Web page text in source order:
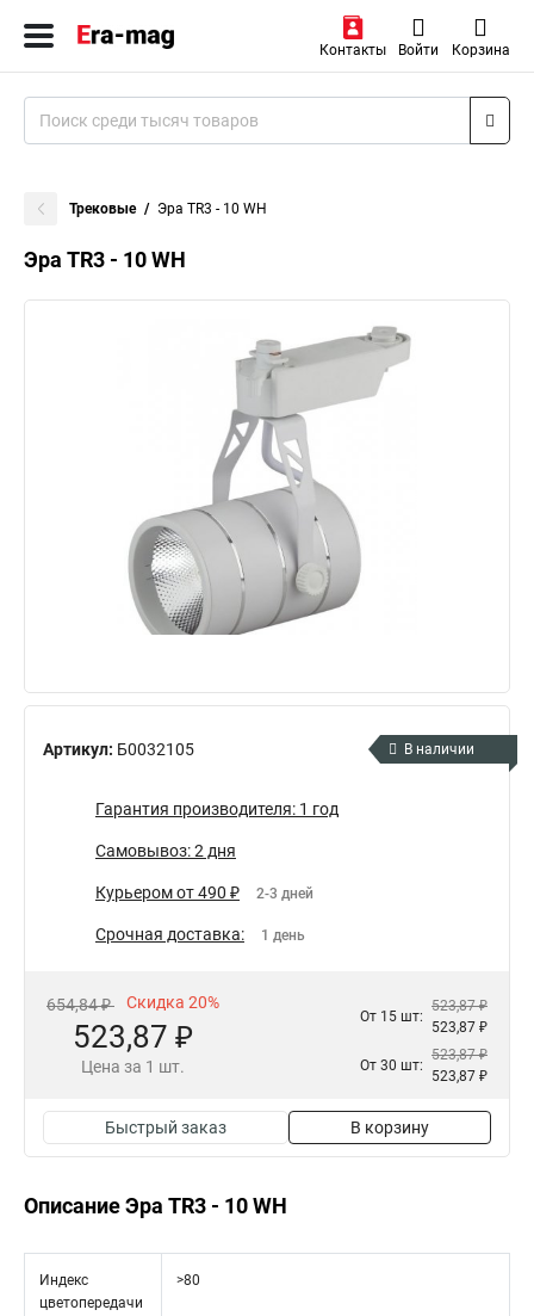
Контакты Войти Корзина
Трековые Эра TR3 - 10 WH
Эра TR3 - 10 WH
Артикул: Б0032105 В наличии
Гарантия производителя: 1 год
Самовывоз: 2 дня
Курьером от 490 ₽ 2-3 дней
Срочная доставка: 1 день
654,84 ₽ Скидка 20%
523,87 ₽
Цена за 1 шт.
От 15 шт:
523,87 ₽
523,87 ₽
От 30 шт:
523,87 ₽
523,87 ₽
Быстрый заказ В корзину
Описание Эра TR3 - 10 WH
Индекс
цветопередачи
>80